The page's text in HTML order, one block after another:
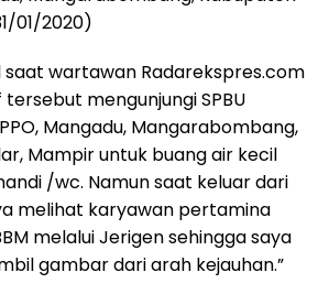
r
m
d
01/2020)
saat wartawan Radarekspres.com
mengunjungi SPBU
Mangadu, Mangarabombang,
Mampir untuk buang air kecil
/wc. Namun saat keluar dari
melihat karyawan pertamina
melalui Jerigen sehingga saya
gambar dari arah kejauhan.”